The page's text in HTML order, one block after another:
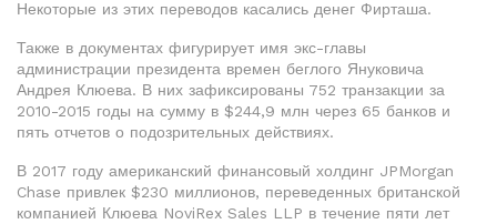
Некоторые из этих переводов касались денег Фирташа.
Также в документах фигурирует имя экс-главы
администрации президента времен беглого Януковича
Андрея Клюева. В них зафиксированы 752 транзакции за
2010-2015 годы на сумму в $244,9 млн через 65 банков и
пять отчетов о подозрительных действиях.
В 2017 году американский финансовый холдинг JPMorgan
Chase привлек $230 миллионов, переведенных британской
компанией Клюева NoviRex Sales LLP в течение пяти лет